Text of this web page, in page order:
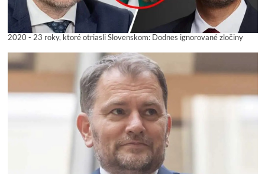
2020 - 23 roky, ktoré otriasli Slovenskom: Dodnes ignorované zločiny